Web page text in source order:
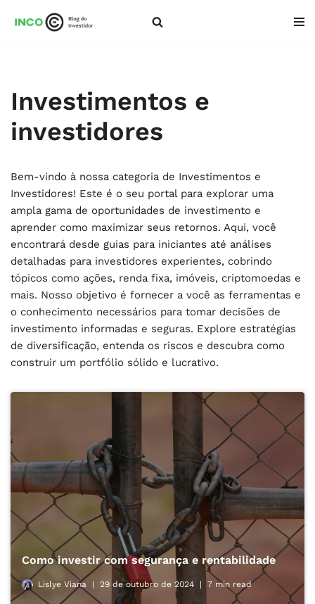
Investimentos e
investidores
Bem-vindo à nossa categoria de Investimentos e
Investidores! Este é o seu portal para explorar uma
ampla gama de oportunidades de investimento e
aprender como maximizar seus retornos. Aqui, você
encontrará desde guias para iniciantes até análises
detalhadas para investidores experientes, cobrindo
tópicos como ações, renda fixa, imóveis, criptomoedas e
mais. Nosso objetivo é fornecer a você as ferramentas e
o conhecimento necessários para tomar decisões de
investimento informadas e seguras. Explore estratégias
de diversificação, entenda os riscos e descubra como
construir um portfólio sólido e lucrativo.
Como investir com segurança e rentabilidade
Lislye Viana 29 de outubro de 2024 7 min read